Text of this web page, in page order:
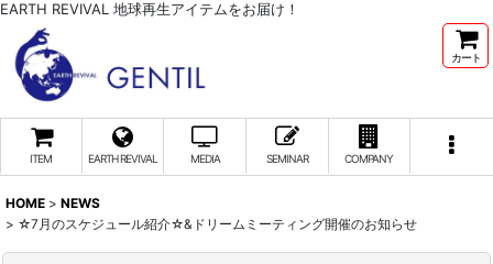
EARTH REVIVAL 地球再生アイテムをお届け！
カート
ITEM EARTH REVIVAL MEDIA SEMINAR COMPANY
HOME > NEWS
> ☆7月のスケジュール紹介☆&ドリームミーティング開催のお知らせ